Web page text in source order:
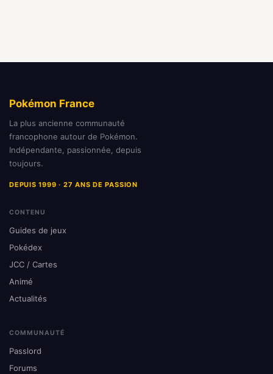
Pokémon France
La plus ancienne communauté
francophone autour de Pokémon.
Indépendante, passionnée, depuis
toujours.
DEPUIS 1999 · 27 ANS DE PASSION
CONTENU
Guides de jeux
Pokédex
JCC / Cartes
Animé
Actualités
COMMUNAUTÉ
Passlord
Forums